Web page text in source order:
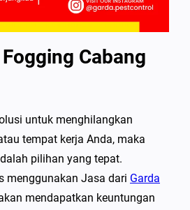
Cabang
untuk menghilangkan
tempat kerja Anda, maka
pilihan yang tepat.
menggunakan Jasa dari Garda
mendapatkan keuntungan